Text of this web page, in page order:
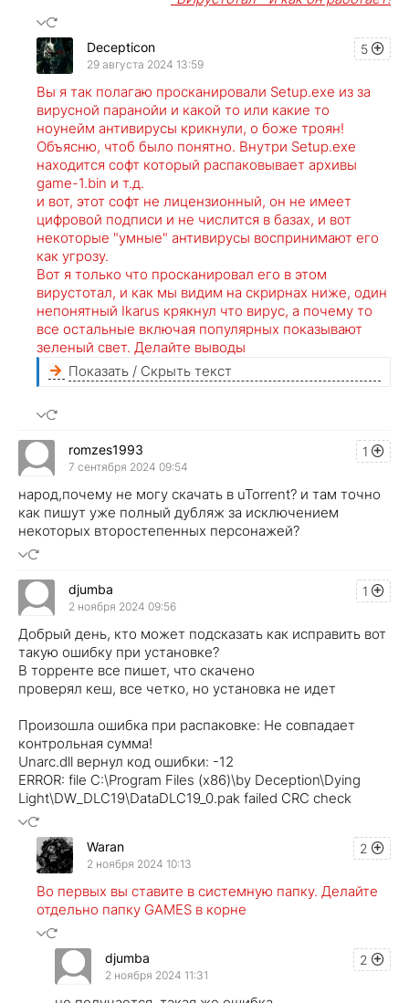
5
Decepticon
29 августа 2024 13:59
Вы я так полагаю просканировали Setup.exe из за
вирусной паранойи и какой то или какие то
ноунейм антивирусы крикнули, о боже троян!
Объясню, чтоб было понятно. Внутри Setup.exe
находится софт который распаковывает архивы
game-1.bin и т.д.
и вот, этот софт не лицензионный, он не имеет
цифровой подписи и не числится в базах, и вот
некоторые "умные" антивирусы воспринимают его
как угрозу.
Вот я только что просканировал его в этом
вирустотал, и как мы видим на скрирнах ниже, один
непонятный Ikarus крякнул что вирус, а почему то
все остальные включая популярных показывают
зеленый свет. Делайте выводы
Показать / Скрыть текст
1
romzes1993
7 сентября 2024 09:54
народ,почему не могу скачать в uTorrent? и там точно
как пишут уже полный дубляж за исключением
некоторых второстепенных персонажей?
1
djumba
2 ноября 2024 09:56
Добрый день, кто может подсказать как исправить вот
такую ошибку при установке?
В торренте все пишет, что скачено
проверял кеш, все четко, но установка не идет
Произошла ошибка при распаковке: Не совпадает
контрольная сумма!
Unarc.dll вернул код ошибки: -12
ERROR: file C:\Program Files (x86)\by Deception\Dying
Light\DW_DLC19\DataDLC19_0.pak failed CRC check
2
Waran
2 ноября 2024 10:13
Во первых вы ставите в системную папку. Делайте
отдельно папку GAMES в корне
2
djumba
2 ноября 2024 11:31